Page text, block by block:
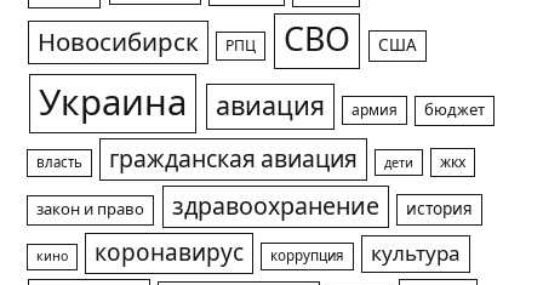
Новосибирск РПЦ СВО США
Украина авиация армия бюджет
власть гражданская авиация дети жкх
закон и право здравоохранение история
кино коронавирус коррупция
культура